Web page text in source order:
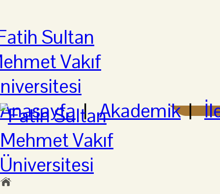
Anasayfa|Akademik|